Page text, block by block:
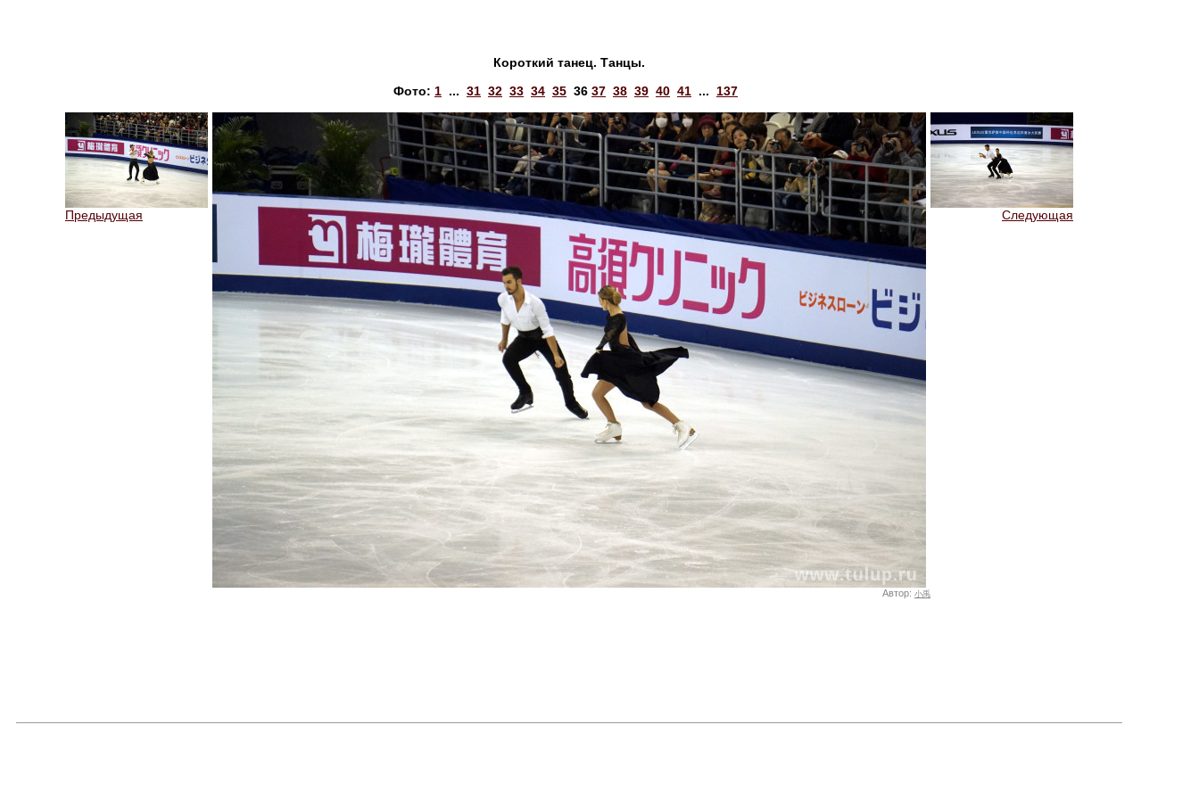
Короткий танец. Танцы.
Фото: 1 ... 31 32 33 34 35 36 37 38 39 40 41 ... 137
Предыдущая
Автор: 小禹
Следующая